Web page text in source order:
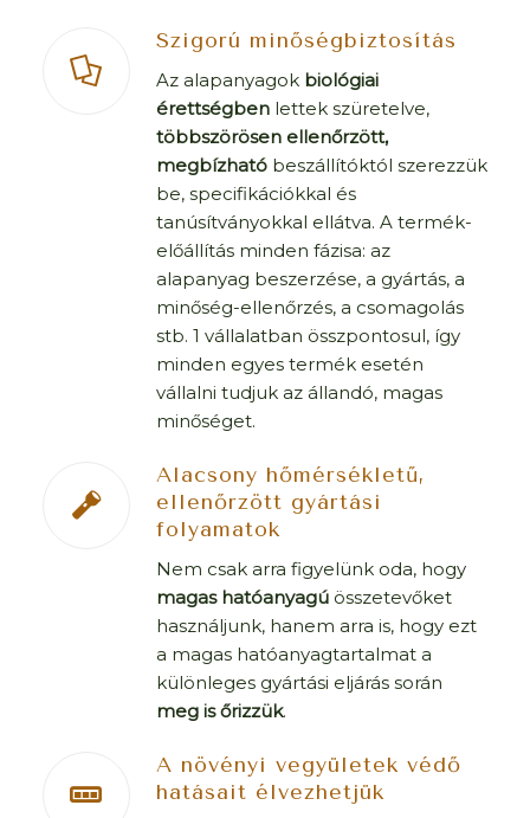
Szigorú minőségbiztosítás
Az alapanyagok biológiai
érettségbenlettek szüretelve,
többszörösen ellenőrzött,
megbízhatóbeszállítóktól szerezzük
be, specifikációkkal és
tanúsítványokkal ellátva. A termék-
előállítás minden fázisa: az
alapanyag beszerzése, a gyártás, a
minőség-ellenőrzés, a csomagolás
stb. 1 vállalatban összpontosul, így
minden egyes termék esetén
vállalni tudjuk az állandó, magas
minőséget.
Alacsony hőmérsékletű,
ellenőrzött gyártási
folyamatok
Nem csak arra figyelünk oda, hogy
magas hatóanyagúösszetevőket
használjunk, hanem arra is, hogy ezt
a magas hatóanyagtartalmat a
különleges gyártási eljárás során
meg is őrizzük.
A növényi vegyületek védő
hatásait élvezhetjük